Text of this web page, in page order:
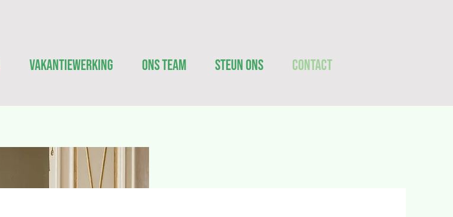
Vakantiewerking Ons Team Steun ons Contact